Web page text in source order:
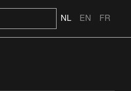
NL EN FR